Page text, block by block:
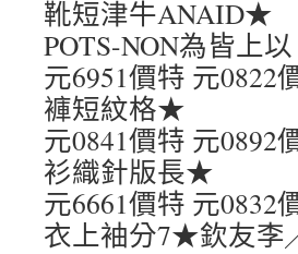
靴短津牛ANAID★
POTS-NON為皆上以
元6951價特 元0822
褲短紋格★
元0841價特 元0892
衫織針版長★
元6661價特 元0832
衣上袖分7★欽友